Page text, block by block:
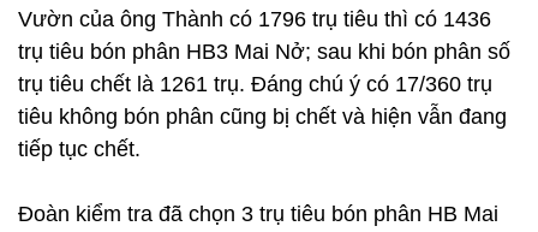
Vườn của ông Thành có 1796 trụ tiêu thì có 1436
trụ tiêu bón phân HB3 Mai Nở; sau khi bón phân số
trụ tiêu chết là 1261 trụ. Đáng chú ý có 17/360 trụ
tiêu không bón phân cũng bị chết và hiện vẫn đang
tiếp tục chết.
Đoàn kiểm tra đã chọn 3 trụ tiêu bón phân HB Mai